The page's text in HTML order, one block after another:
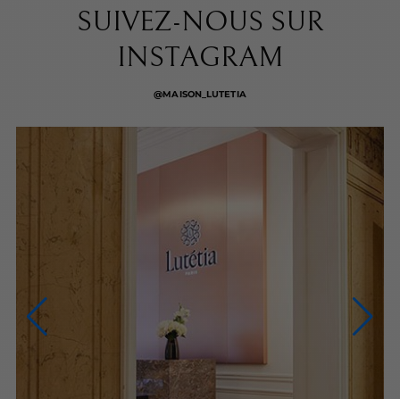
SUIVEZ-NOUS SUR
INSTAGRAM
@MAISON_LUTETIA
NOUS CONTACTER